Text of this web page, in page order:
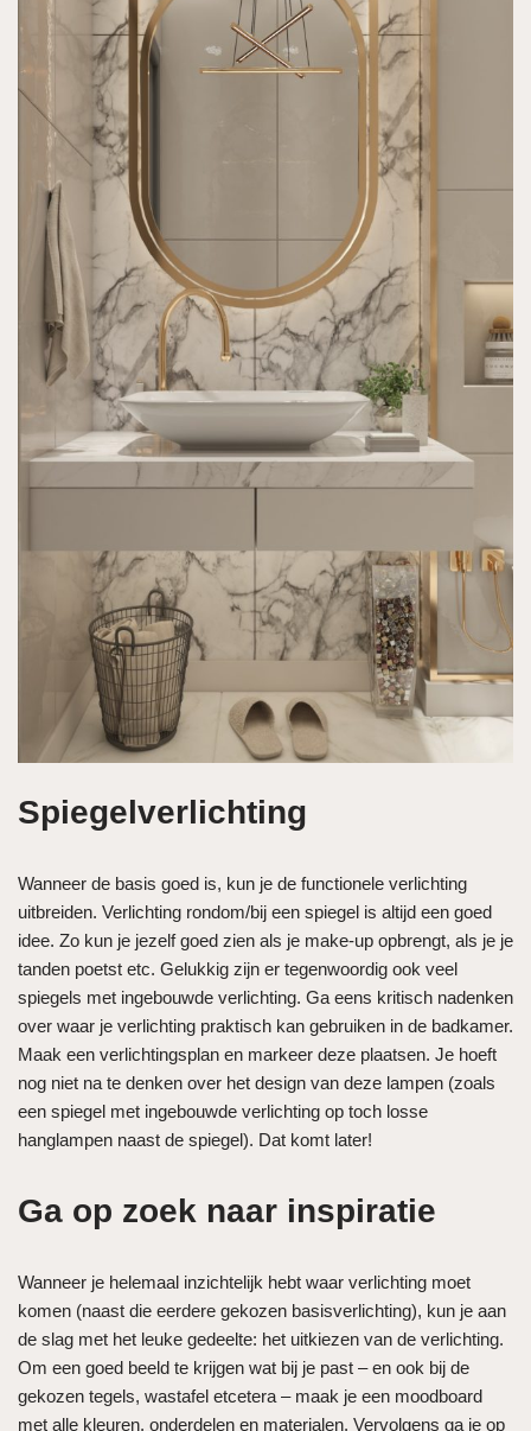
Spiegelverlichting
Wanneer de basis goed is, kun je de functionele verlichting
uitbreiden. Verlichting rondom/bij een spiegel is altijd een goed
idee. Zo kun je jezelf goed zien als je make-up opbrengt, als je je
tanden poetst etc. Gelukkig zijn er tegenwoordig ook veel
spiegels met ingebouwde verlichting. Ga eens kritisch nadenken
over waar je verlichting praktisch kan gebruiken in de badkamer.
Maak een verlichtingsplan en markeer deze plaatsen. Je hoeft
nog niet na te denken over het design van deze lampen (zoals
een spiegel met ingebouwde verlichting op toch losse
hanglampen naast de spiegel). Dat komt later!
Ga op zoek naar inspiratie
Wanneer je helemaal inzichtelijk hebt waar verlichting moet
komen (naast die eerdere gekozen basisverlichting), kun je aan
de slag met het leuke gedeelte: het uitkiezen van de verlichting.
Om een goed beeld te krijgen wat bij je past – en ook bij de
gekozen tegels, wastafel etcetera – maak je een moodboard
met alle kleuren, onderdelen en materialen. Vervolgens ga je op